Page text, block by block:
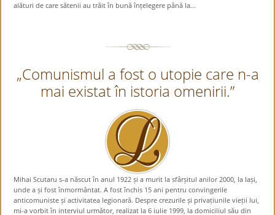
alături de care sătenii au trăit în bună înțelegere până la...
„Comunismul a fost o utopie care n-a
mai existat în istoria omenirii.”
Mihai Scutaru s-a născut în anul 1922 și a murit la sfârșitul anilor 2000, la Iași,
unde a și fost înmormântat. A fost închis 15 ani pentru convingerile
anticomuniste și activitatea legionară. Despre crezurile și privațiunile vieții lui,
mi-a vorbit în interviul următor, realizat la 6 iulie 1999, la domiciliul său din